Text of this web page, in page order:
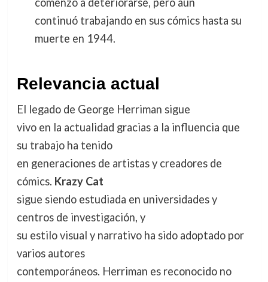
continuó trabajando en sus cómics hasta su
muerte en 1944.
Relevancia actual
El legado de George Herriman sigue
vivo en la actualidad gracias a la influencia que
su trabajo ha tenido
en generaciones de artistas y creadores de
cómics. Krazy Cat
sigue siendo estudiada en universidades y
centros de investigación, y
su estilo visual y narrativo ha sido adoptado por
varios autores
contemporáneos. Herriman es reconocido no